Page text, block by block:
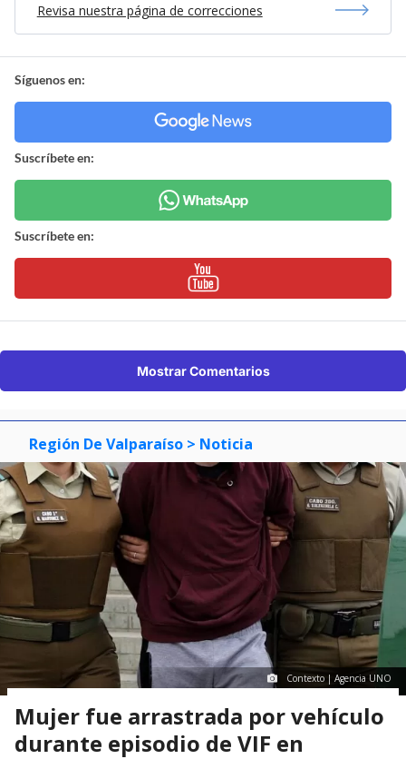
Revisa nuestra página de correcciones
Síguenos en:
Suscríbete en:
Suscríbete en:
Mostrar Comentarios
Región De Valparaíso > Noticia
Contexto | Agencia UNO
Mujer fue arrastrada por vehículo
durante episodio de VIF en